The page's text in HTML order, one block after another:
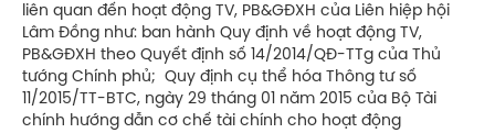
liên quan đến hoạt động TV, PB&GĐXH của Liên hiệp hội
Lâm Đồng như: ban hành Quy định về hoạt động TV,
PB&GĐXH theo Quyết định số 14/2014/QĐ-TTg của Thủ
tướng Chính phủ; Quy định cụ thể hóa Thông tư số
11/2015/TT-BTC, ngày 29 tháng 01 năm 2015 của Bộ Tài
chính hướng dẫn cơ chế tài chính cho hoạt động